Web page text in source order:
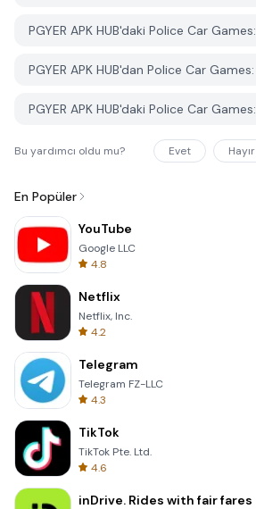
Bu yardımcı oldu mu? Evet Hayır
En Popüler
YouTube
Google LLC
4.8
Netflix
Netflix, Inc.
4.2
Telegram
Telegram FZ-LLC
4.3
TikTok
TikTok Pte. Ltd.
4.6
inDrive. Rides with fair fares